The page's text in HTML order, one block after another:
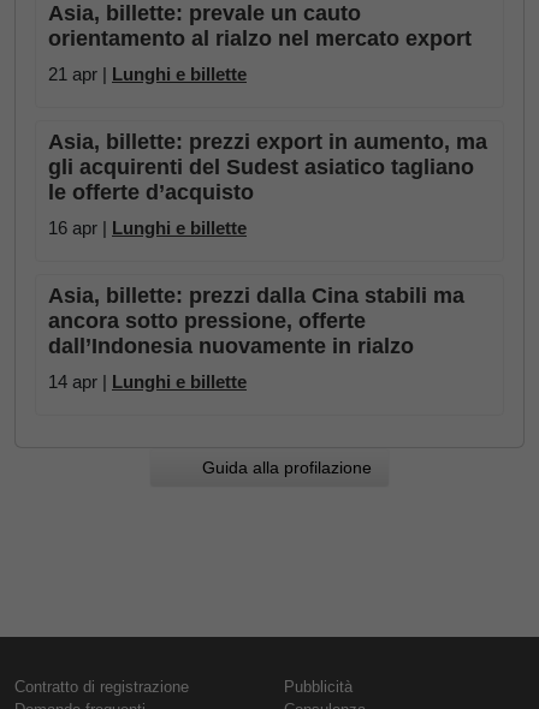
Asia, billette: prevale un cauto
orientamento al rialzo nel mercato export
21 apr | Lunghi e billette
Asia, billette: prezzi export in aumento, ma
gli acquirenti del Sudest asiatico tagliano
le offerte d’acquisto
16 apr | Lunghi e billette
Asia, billette: prezzi dalla Cina stabili ma
ancora sotto pressione, offerte
dall’Indonesia nuovamente in rialzo
14 apr | Lunghi e billette
Guida alla profilazione
Contratto di registrazione
Pubblicità